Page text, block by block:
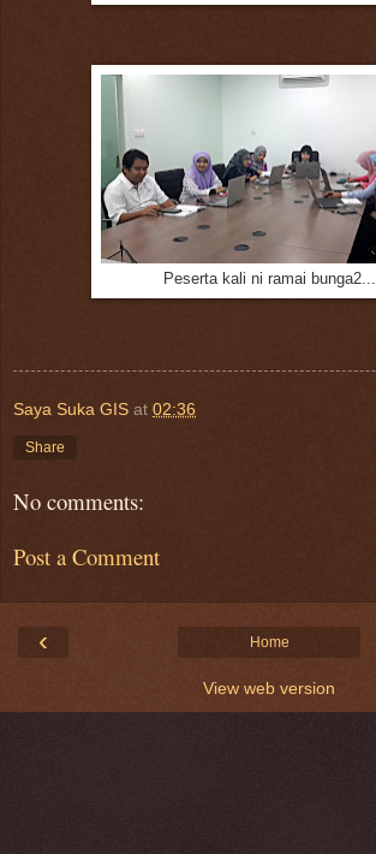
Peserta kali ni ramai bunga2...
Saya Suka GIS at 02:36
Share
No comments:
Post a Comment
‹ Home
View web version